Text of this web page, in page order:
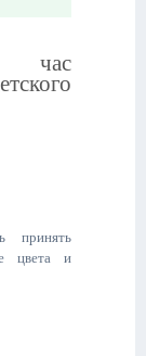
час
принять
цвета и